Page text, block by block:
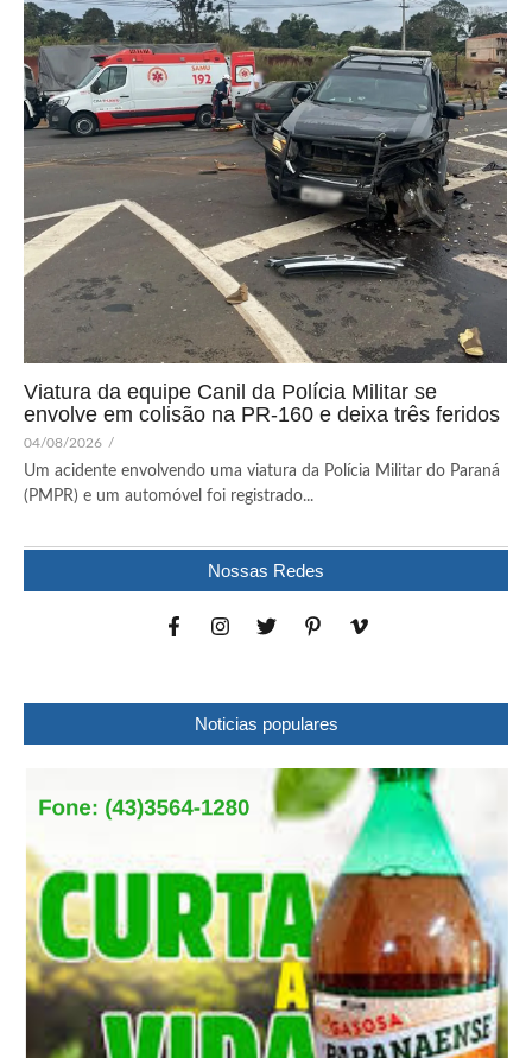
Viatura da equipe Canil da Polícia Militar se
envolve em colisão na PR-160 e deixa três feridos
04/08/2026 /
Um acidente envolvendo uma viatura da Polícia Militar do Paraná
(PMPR) e um automóvel foi registrado...
Nossas Redes
Noticias populares